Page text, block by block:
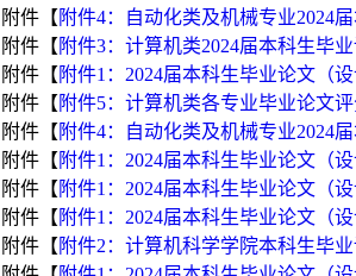
附件【 附件4：自动化类及机械专业2024
附件【 附件3：计算机类2024届本科生毕
附件【 附件1：2024届本科生毕业论文（
附件【 附件5：计算机类各专业毕业论文
附件【 附件4：自动化类及机械专业2024
附件【 附件1：2024届本科生毕业论文（
附件【 附件1：2024届本科生毕业论文（
附件【 附件1：2024届本科生毕业论文（
附件【 附件2：计算机科学学院本科生毕